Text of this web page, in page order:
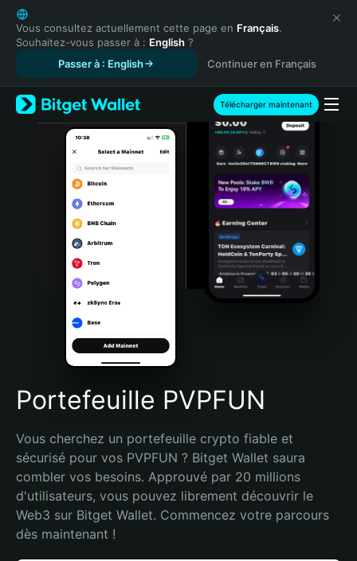
English
日本語
Tiếng Việt
Español (Latinoamérica)
Türkçe
Italiano
Português (Portugal)
Bahasa Indonesia
Português (Brasil)
Español (Argentina)
Vous consultez actuellement cette page en Français.
Souhaitez-vous passer à : English ?
Passer à : English
Continuer en Français
Télécharger maintenant
Portefeuille PVPFUN
Vous cherchez un portefeuille crypto fiable et
sécurisé pour vos PVPFUN ? Bitget Wallet saura
combler vos besoins. Approuvé par 20 millions
d'utilisateurs, vous pouvez librement découvrir le
Web3 sur Bitget Wallet. Commencez votre parcours
dès maintenant !